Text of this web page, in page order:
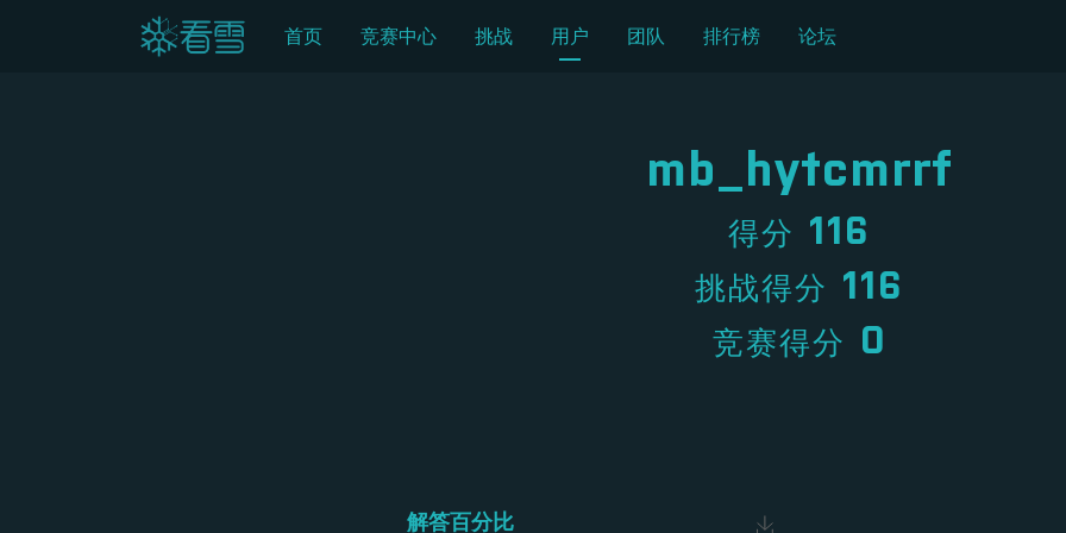
首页 竞赛中心 挑战 用户 团队 排行榜 论坛
mb_hytcmrrf
得分 116
挑战得分 116
竞赛得分 0